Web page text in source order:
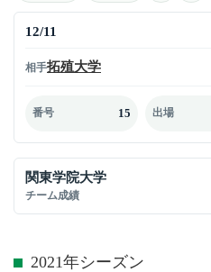
12/11
相手拓殖大学
番号 15 出場
関東学院大学
チーム成績
2021年シーズン